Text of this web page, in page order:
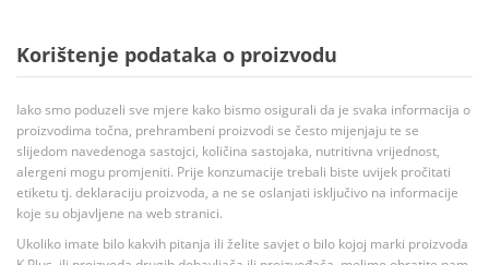
Korištenje podataka o proizvodu
Iako smo poduzeli sve mjere kako bismo osigurali da je svaka informacija o
proizvodima točna, prehrambeni proizvodi se često mijenjaju te se
slijedom navedenoga sastojci, količina sastojaka, nutritivna vrijednost,
alergeni mogu promjeniti. Prije konzumacije trebali biste uvijek pročitati
etiketu tj. deklaraciju proizvoda, a ne se oslanjati isključivo na informacije
koje su objavljene na web stranici.
Ukoliko imate bilo kakvih pitanja ili želite savjet o bilo kojoj marki proizvoda